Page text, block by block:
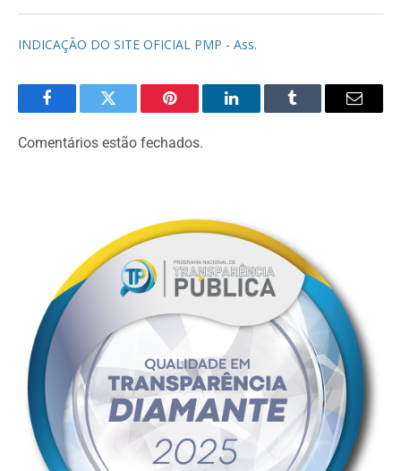
INDICAÇÃO DO SITE OFICIAL PMP - Ass.
FacebookTwitter Pinterest LinkedInTumblr Email
Comentários estão fechados.